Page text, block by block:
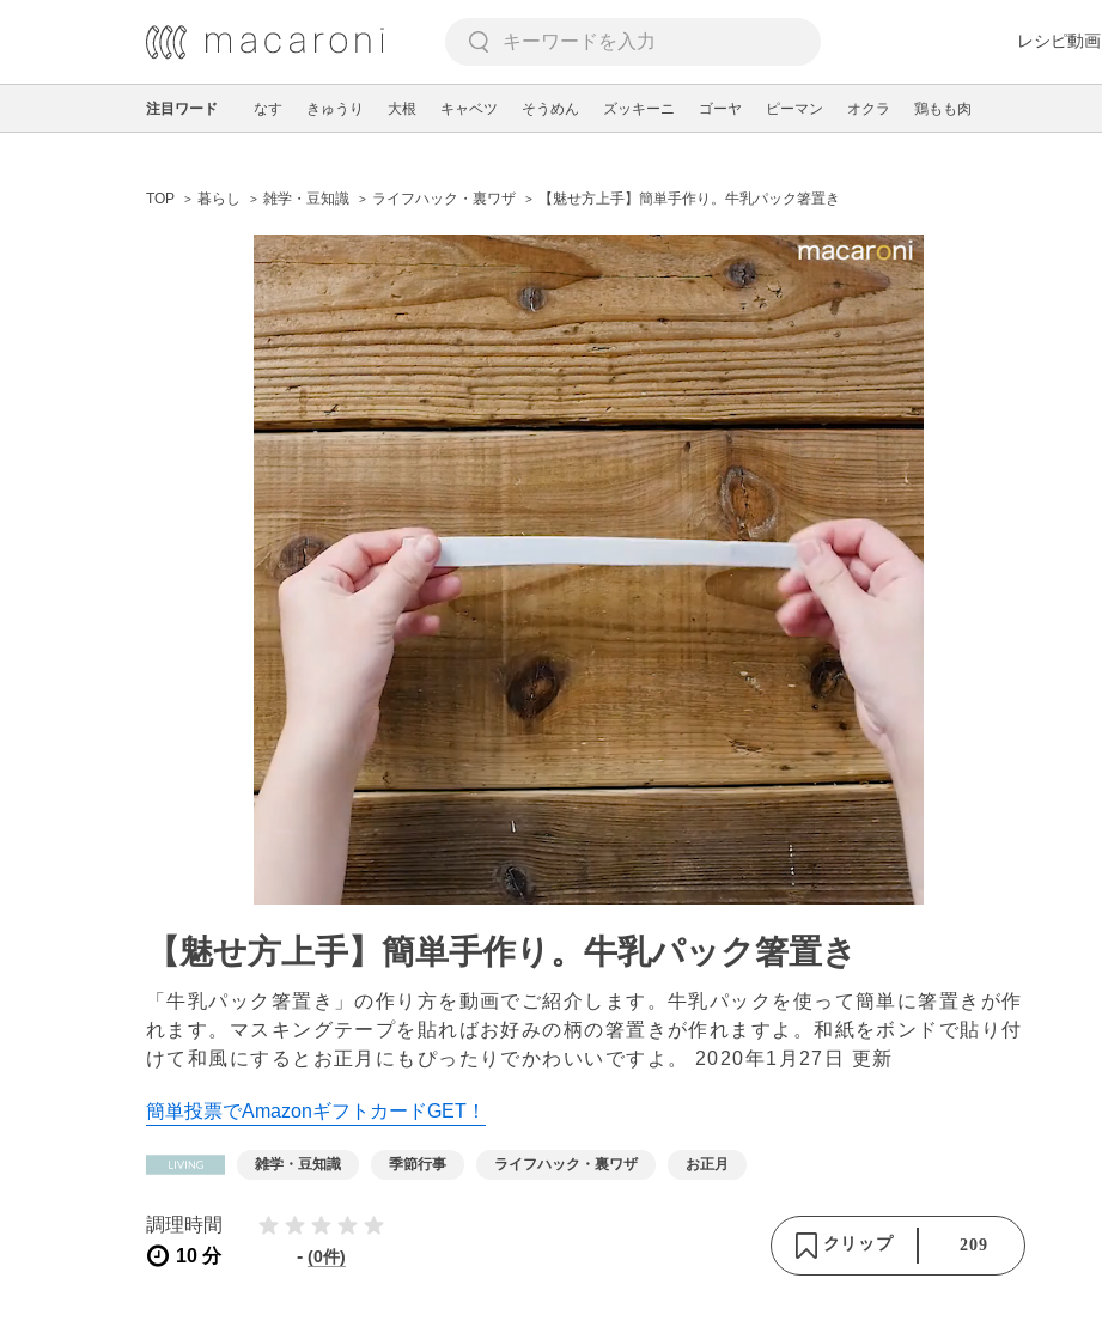
レシピ動画
注目ワード なす きゅうり 大根 キャベツ そうめん ズッキーニ ゴーヤ ピーマン オクラ 鶏もも肉
TOP 暮らし 雑学・豆知識 ライフハック・裏ワザ 【魅せ方上手】簡単手作り。牛乳パック箸置き
【魅せ方上手】簡単手作り。牛乳パック箸置き
「牛乳パック箸置き」の作り方を動画でご紹介します。牛乳パックを使って簡単に箸置きが作
れます。マスキングテープを貼ればお好みの柄の箸置きが作れますよ。和紙をボンドで貼り付
けて和風にするとお正月にもぴったりでかわいいですよ。 2020年1月27日 更新
簡単投票でAmazonギフトカードGET！
雑学・豆知識 季節行事 ライフハック・裏ワザ お正月
調理時間
10 分
- (0件)
クリップ 209